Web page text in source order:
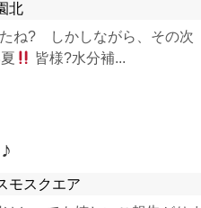
北
ね? しかしながら、その次
皆様?水分補...
モスクエア